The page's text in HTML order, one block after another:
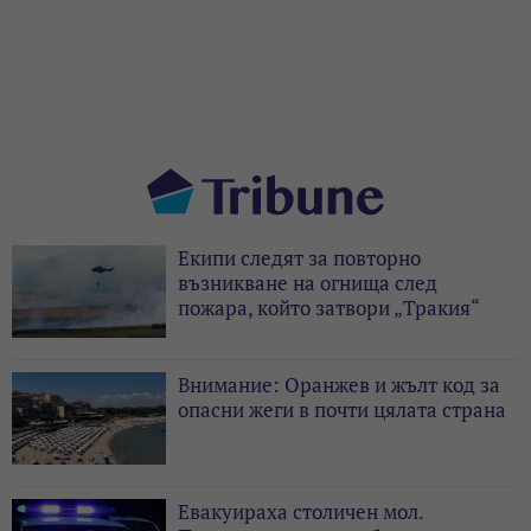
Екипи следят за повторно
възникване на огнища след
пожара, който затвори „Тракия“
Внимание: Оранжев и жълт код за
опасни жеги в почти цялата страна
Евакуираха столичен мол.